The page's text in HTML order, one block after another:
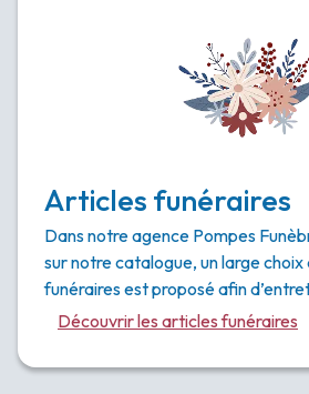
Articles funéraires
Dans notre agence Pompes
sur notre catalogue, un large choix
funéraires est proposé afin
Découvrir les articles funéraires